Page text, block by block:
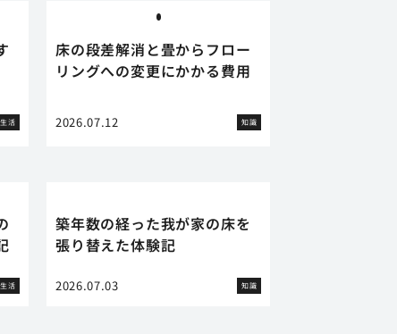
生活
床の段差解消と畳からフロー
リングへの変更にかかる費用
2026.07.12 知識
生活
築年数の経った我が家の床を
張り替えた体験記
2026.07.03 知識